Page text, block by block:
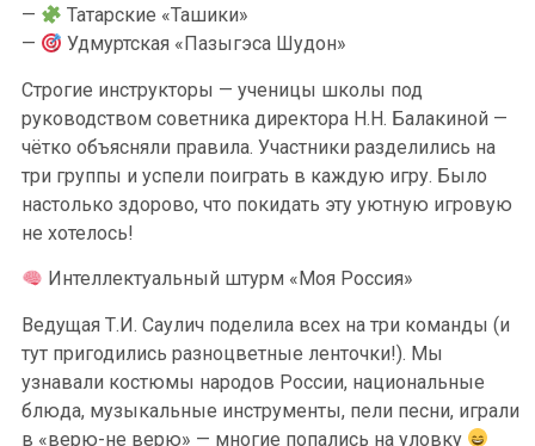
—
Татарские «Ташики»
—
Удмуртская «Пазыгэса Шудон»
Строгие инструкторы — ученицы школы под
руководством советника директора Н.Н. Балакиной —
чётко объясняли правила. Участники разделились на
три группы и успели поиграть в каждую игру. Было
настолько здорово, что покидать эту уютную игровую
не хотелось!
Интеллектуальный штурм «Моя Россия»
Ведущая Т.И. Саулич поделила всех на три команды (и
тут пригодились разноцветные ленточки!). Мы
узнавали костюмы народов России, национальные
блюда, музыкальные инструменты, пели песни, играли
в «верю-не верю» — многие попались на уловку